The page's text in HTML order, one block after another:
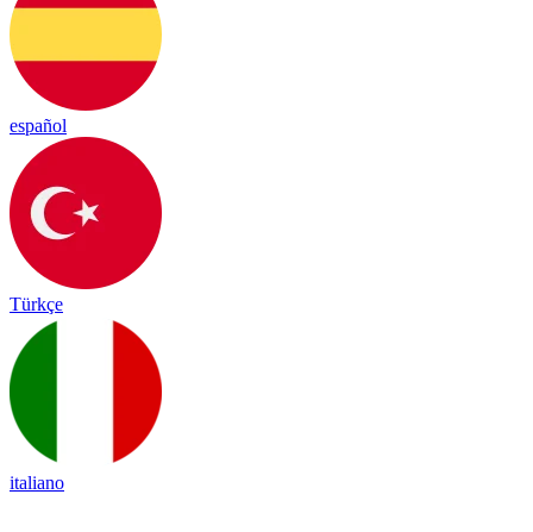
español
Türkçe
italiano